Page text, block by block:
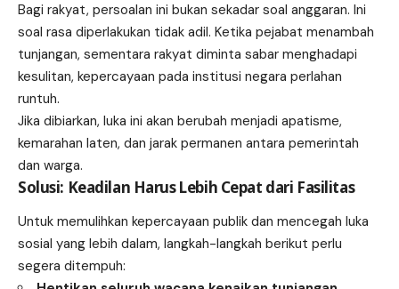
Bagi rakyat, persoalan ini bukan sekadar soal anggaran. Ini
soal rasa diperlakukan tidak adil. Ketika pejabat menambah
tunjangan, sementara rakyat diminta sabar menghadapi
kesulitan, kepercayaan pada institusi negara perlahan
runtuh.
Jika dibiarkan, luka ini akan berubah menjadi apatisme,
kemarahan laten, dan jarak permanen antara pemerintah
dan warga.
Solusi: Keadilan Harus Lebih Cepat dari Fasilitas
Untuk memulihkan kepercayaan publik dan mencegah luka
sosial yang lebih dalam, langkah-langkah berikut perlu
segera ditempuh: